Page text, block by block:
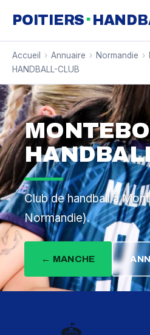
POITIERS ·
Accueil › Annuaire › Normandie ›
HANDBALL-CLUB
Club de handball à
Normandie).
← MANCHE